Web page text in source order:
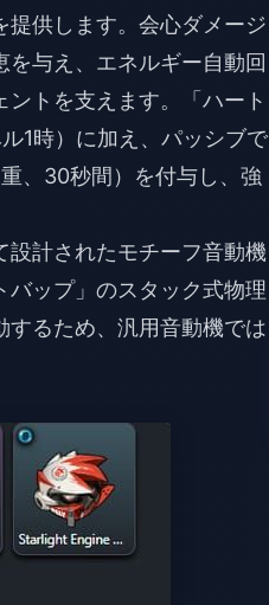
提供します。会心ダメージ
与え、エネルギー自動回
トを支えます。「ハート
1時）に加え、パッシブで
、30秒間）を付与し、強
計されたモチーフ音動機
ップ」のスタック式物理
するため、汎用音動機では